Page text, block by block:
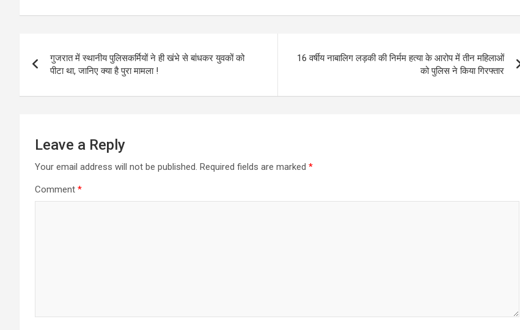
navigation
गुजरात में स्थानीय पुलिसकर्मियों ने ही खंभे से बांधकर युवकों को
पीटा था, जानिए क्या है पुरा मामला !
16 वर्षीय नाबालिग लड़की की निर्मम हत्या के आरोप में तीन महिलाओं
को पुलिस ने किया गिरफ्तार
Leave a Reply
Your email address will not be published. Required fields are marked *
Comment *